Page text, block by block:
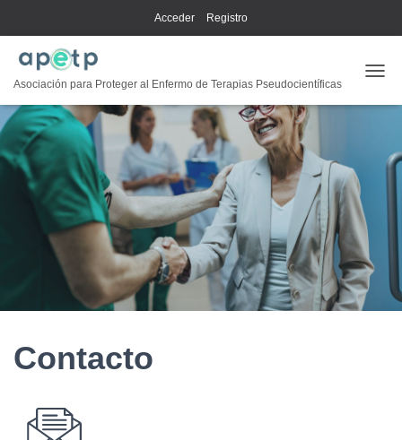
Acceder Registro
Asociación para Proteger al Enfermo de Terapias Pseudocientíficas
Contacto